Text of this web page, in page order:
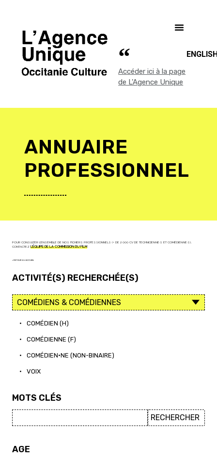
Accéder ici à la page
de L'Agence Unique
ANNUAIRE
PROFESSIONNEL
POUR CONSULTER L'ENSEMBLE DE NOS FICHIERS PROFESSIONNELS (+ DE 2 000 CV DE TECHNICIEN·NE·S ET COMÉDIEN·NE·S),
CONTACTEZ L'ÉQUIPE DE LA COMMISSION DU FILM
< RETOUR À L'ACCUEIL
ACTIVITÉ(S) RECHERCHÉE(S)
• COMÉDIEN (H)
• COMÉDIENNE (F)
• COMÉDIEN·NE (NON-BINAIRE)
• VOIX
MOTS CLÉS
AGE